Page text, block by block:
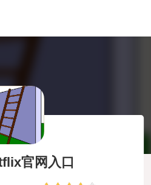
官网入口